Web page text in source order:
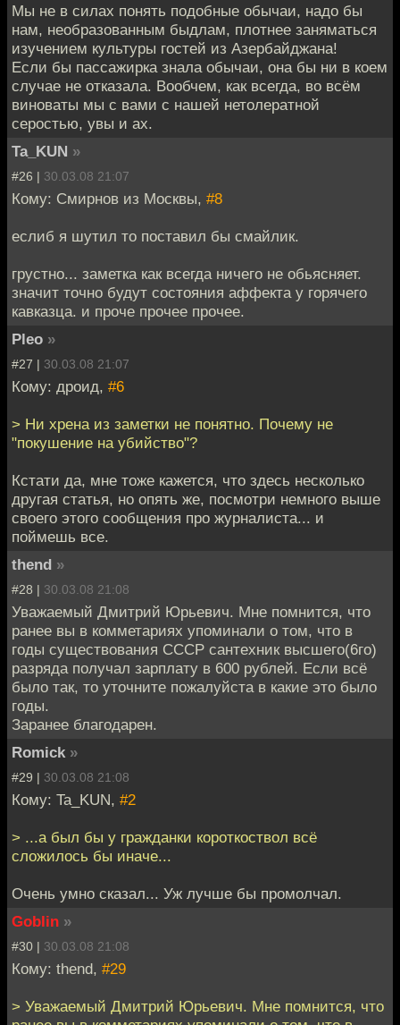
Мы не в силах понять подобные обычаи, надо бы
нам, необразованным быдлам, плотнее заняматься
изучением культуры гостей из Азербайджана!
Если бы пассажирка знала обычаи, она бы ни в коем
случае не отказала. Вообчем, как всегда, во всём
виноваты мы с вами с нашей нетолератной
серостью, увы и ах.
Ta_KUN »
#26 | 30.03.08 21:07
Кому: Смирнов из Москвы, #8
еслиб я шутил то поставил бы смайлик.
грустно... заметка как всегда ничего не обьясняет.
значит точно будут состояния аффекта у горячего
кавказца. и проче прочее прочее.
Pleo »
#27 | 30.03.08 21:07
Кому: дроид, #6
> Ни хрена из заметки не понятно. Почему не
"покушение на убийство"?
Кстати да, мне тоже кажется, что здесь несколько
другая статья, но опять же, посмотри немного выше
своего этого сообщения про журналиста... и
поймешь все.
thend »
#28 | 30.03.08 21:08
Уважаемый Дмитрий Юрьевич. Мне помнится, что
ранее вы в комметариях упоминали о том, что в
годы существования СССР сантехник высшего(6го)
разряда получал зарплату в 600 рублей. Если всё
было так, то уточните пожалуйста в какие это было
годы.
Заранее благодарен.
Romick »
#29 | 30.03.08 21:08
Кому: Ta_KUN, #2
> ...а был бы у гражданки короткоствол всё
сложилось бы иначе...
Очень умно сказал... Уж лучше бы промолчал.
Goblin »
#30 | 30.03.08 21:08
Кому: thend, #29
> Уважаемый Дмитрий Юрьевич. Мне помнится, что